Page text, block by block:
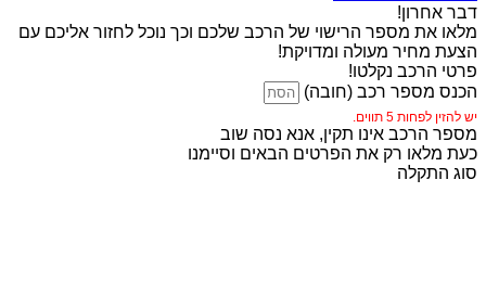
דבר אחרון!
מלאו את מספר הרישוי של הרכב שלכם וכך נוכל לחזור אליכם עם
הצעת מחיר מעולה ומדויקת!
פרטי הרכב נקלטו!
הכנס מספר רכב (חובה)
יש להזין לפחות 5 תווים.
מספר הרכב אינו תקין, אנא נסה שוב
כעת מלאו רק את הפרטים הבאים וסיימנו
סוג התקלה